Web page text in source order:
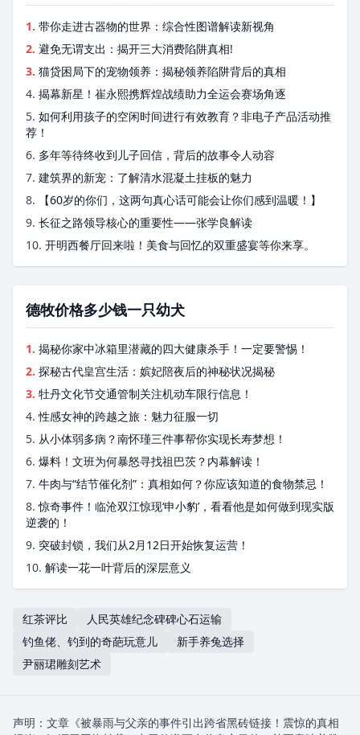
1. 带你走进古器物的世界：综合性图谱解读新视角
2. 避免无谓支出：揭开三大消费陷阱真相!
3. 猫贷困局下的宠物领养：揭秘领养陷阱背后的真相
4. 揭幕新星！崔永熙携辉煌战绩助力全运会赛场角逐
5. 如何利用孩子的空闲时间进行有效教育？非电子产品活动推
荐！
6. 多年等待终收到儿子回信，背后的故事令人动容
7. 建筑界的新宠：了解清水混凝土挂板的魅力
8.
【60岁的你们，这两句真心话可能会让你们感到温暖！】
9. 长征之路领导核心的重要性——张学良解读
10. 开明西餐厅回来啦！美食与回忆的双重盛宴等你来享。
德牧价格多少钱一只幼犬
1. 揭秘你家中冰箱里潜藏的四大健康杀手！一定要警惕！
2. 探秘古代皇宫生活：嫔妃陪夜后的神秘状况揭秘
3. 牡丹文化节交通管制关注机动车限行信息！
4. 性感女神的跨越之旅：魅力征服一切
5. 从小体弱多病？南怀瑾三件事帮你实现长寿梦想！
6. 爆料！文班为何暴怒寻找祖巴茨？内幕解读！
7. 牛肉与“结节催化剂”：真相如何？你应该知道的食物禁忌！
8. 惊奇事件！临沧双江惊现‘申小豹’，看看他是如何做到现实版
逆袭的！
9. 突破封锁，我们从2月12日开始恢复运营！
10. 解读一花一叶背后的深层意义
红茶评比
人民英雄纪念碑碑心石运输
钓鱼佬、钓到的奇葩玩意儿
新手养兔选择
尹丽珺雕刻艺术
声明：文章《被暴雨与父亲的事件引出跨省黑砖链接！震惊的真相